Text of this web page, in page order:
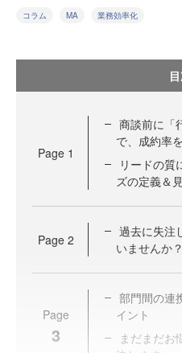
コラム MA 業務効率化
Page 1
商談前に「
で、成約率
リードの質
ズの定義＆
Page 2
過去に失注
いませんか？
Page
3
部門間の連
イント
まだまだお